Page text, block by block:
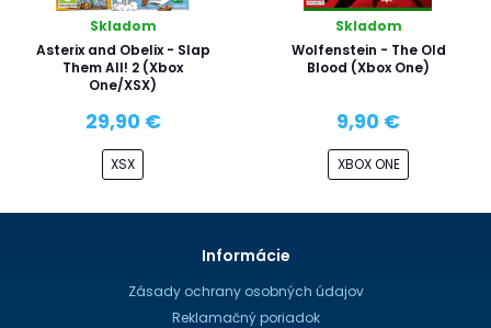
Skladom
Asterix and Obelix - Slap
Them All! 2 (Xbox
One/XSX)
29,90 €
XSX
Skladom
Wolfenstein - The Old
Blood (Xbox One)
9,90 €
XBOX ONE
Informácie
Zásady ochrany osobných údajov
Reklamačný poriadok